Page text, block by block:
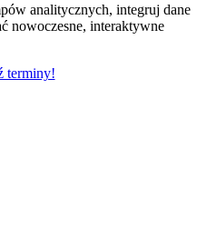
analitycznych, integruj dane
nowoczesne, interaktywne
terminy!